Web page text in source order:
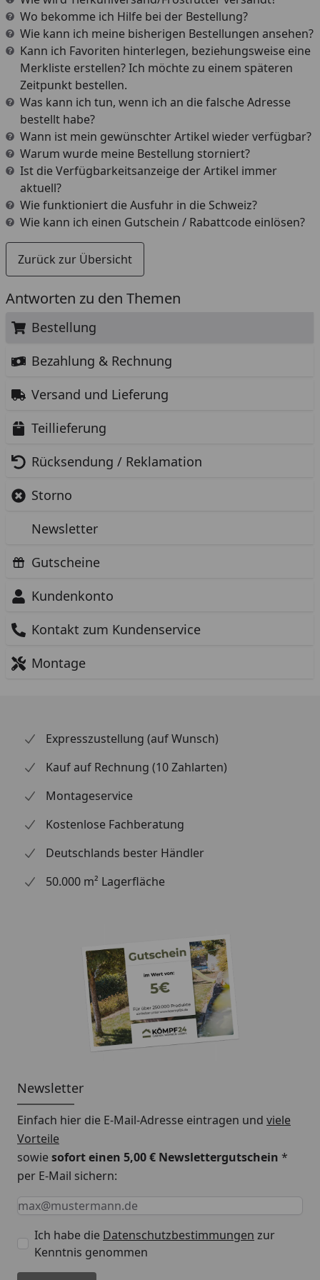
Antworten zu den Themen
Bestellung
Bezahlung & Rechnung
Versand und Lieferung
Teillieferung
Rücksendung / Reklamation
Storno
Newsletter
Gutscheine
Kundenkonto
Kontakt zum Kundenservice
Montage
Wo bekomme ich Hilfe bei der Bestellung?
Wie kann ich meine bisherigen Bestellungen ansehen?
Kann ich Favoriten hinterlegen, beziehungsweise eine
Merkliste erstellen? Ich möchte zu einem späteren
Zeitpunkt bestellen.
Was kann ich tun, wenn ich an die falsche Adresse
bestellt habe?
Wann ist mein gewünschter Artikel wieder verfügbar?
Warum wurde meine Bestellung storniert?
Ist die Verfügbarkeitsanzeige der Artikel immer
aktuell?
Wie funktioniert die Ausfuhr in die Schweiz?
Wie kann ich einen Gutschein / Rabattcode einlösen?
Zurück zur Übersicht
Expresszustellung (auf Wunsch)
Kauf auf Rechnung (10 Zahlarten)
Montageservice
Kostenlose Fachberatung
Deutschlands bester Händler
50.000 m² Lagerfläche
Newsletter
Einfach hier die E-Mail-Adresse eintragen und viele
Vorteile
sowiesofort einen 5,00 € Newslettergutschein *
per E-Mail sichern:
Keine Eingabe erforderlich
Eingabe erforderlich
E-Mail *
Ich habe die Datenschutzbestimmungen zur
Kenntnis genommen